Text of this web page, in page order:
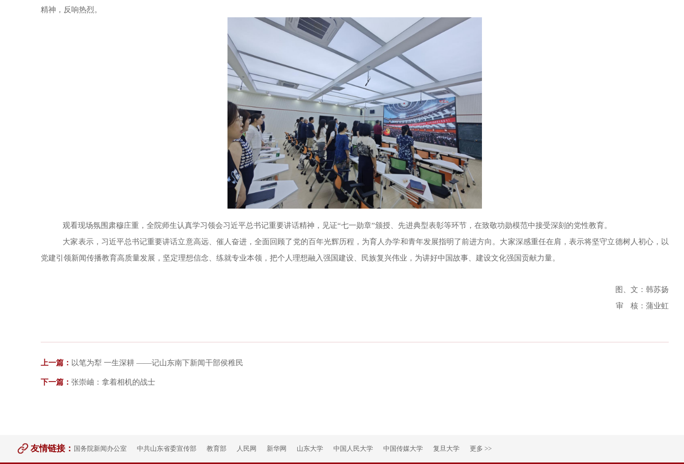
精神，反响热烈。
观看现场氛围肃穆庄重，全院师生认真学习领会习近平总书记重要讲话精神，见证“七一勋章”颁授、先进典型表彰等环节，在致敬功勋模范中接受深刻的党性教育。
大家表示，习近平总书记重要讲话立意高远、催人奋进，全面回顾了党的百年光辉历程，为育人办学和青年发展指明了前进方向。大家深感重任在肩，表示将坚守立德树人初心，以
党建引领新闻传播教育高质量发展，坚定理想信念、练就专业本领，把个人理想融入强国建设、民族复兴伟业，为讲好中国故事、建设文化强国贡献力量。
图、文：韩苏扬
审
核：蒲业虹
上一篇： 以笔为犁 一生深耕 ——记山东南下新闻干部侯稚民
下一篇：张崇岫：拿着相机的战士
友情链接： 国务院新闻办公室 中共山东省委宣传部 教育部 人民网 新华网 山东大学 中国人民大学 中国传媒大学 复旦大学 更多 >>